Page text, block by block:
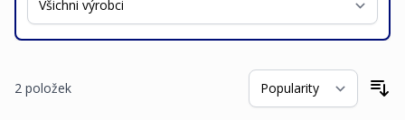
2 položek